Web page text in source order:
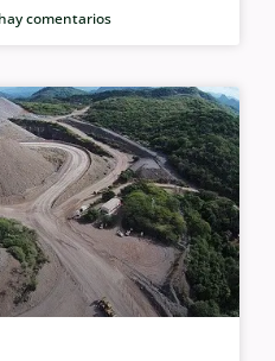
comentarios